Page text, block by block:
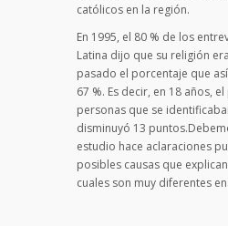
católicos en la región.
En 1995, el 80 % de los
Latina dijo que su religión
pasado el porcentaje que
67 %. Es decir, en 18 años,
personas que se
disminuyó 13
estudio hace aclaraciones
posibles causas que
cuales son muy diferentes